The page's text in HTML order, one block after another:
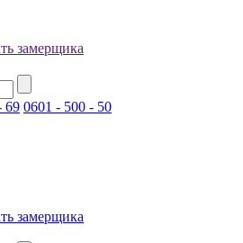
замерщика
69 0601 - 500 - 50
замерщика